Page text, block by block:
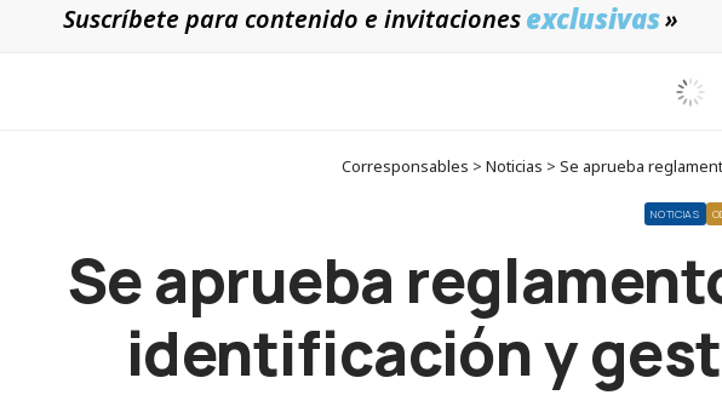
Suscríbete para contenido e invitacionesexclusivas»
Corresponsables > Noticias > Se aprueba
NOTICIAS
Se aprueba
identificación y